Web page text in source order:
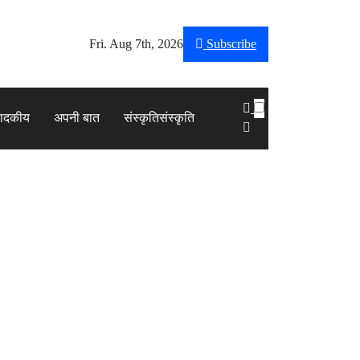
Fri. Aug 7th, 2026 Subscribe
अपनी बात संस्कृतिसंस्कृति